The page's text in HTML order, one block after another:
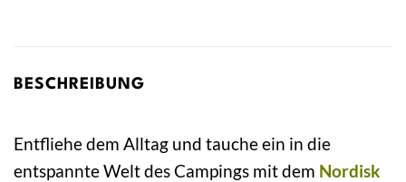
BESCHREIBUNG
Entfliehe dem Alltag und tauche ein in die
entspannte Welt des Campings mit dem Nordisk